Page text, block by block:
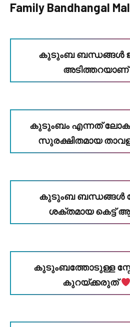
Family Bandhangal
കുടുംബ ബന്ധങ്ങൾ
കുടുംബം എന്നത്
സുരക്ഷിതമായ
കുടുംബ ബന്ധങ്ങൾ
ശക്തമായ കെട്ട്
കുടുംബത്തോടുള്ള
കുറയ്ക്കരുത്